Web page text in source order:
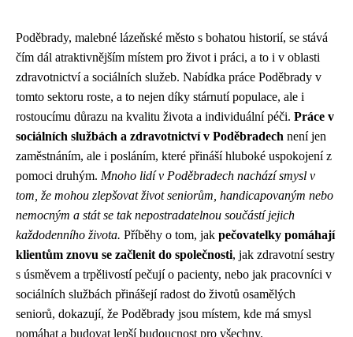
Poděbrady, malebné lázeňské město s bohatou historií, se stává
čím dál atraktivnějším místem pro život i práci, a to i v oblasti
zdravotnictví a sociálních služeb. Nabídka práce Poděbrady v
tomto sektoru roste, a to nejen díky stárnutí populace, ale i
rostoucímu důrazu na kvalitu života a individuální péči. Práce v
sociálních službách a zdravotnictví v Poděbradech není jen
zaměstnáním, ale i posláním, které přináší hluboké uspokojení z
pomoci druhým. Mnoho lidí v Poděbradech nachází smysl v
tom, že mohou zlepšovat život seniorům, handicapovaným nebo
nemocným a stát se tak nepostradatelnou součástí jejich
každodenního života. Příběhy o tom, jak pečovatelky pomáhají
klientům znovu se začlenit do společnosti, jak zdravotní sestry
s úsměvem a trpělivostí pečují o pacienty, nebo jak pracovníci v
sociálních službách přinášejí radost do životů osamělých
seniorů, dokazují, že Poděbrady jsou místem, kde má smysl
pomáhat a budovat lepší budoucnost pro všechny.